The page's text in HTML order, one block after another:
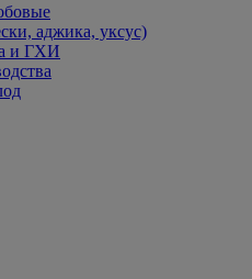
аджика, уксус)
и ГХИ